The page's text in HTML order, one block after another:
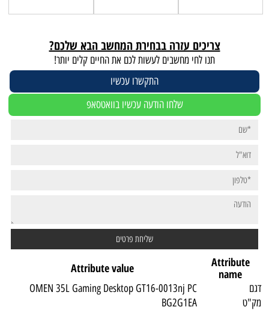
צריכים עזרה בבחירת המחשב הבא שלכם?
תנו לחי מחשבים לעשות לכם את החיים קלים יותר!
התקשרו עכשיו
שלחו הודעה עכשיו בוואטסאפ
Attribute
name
Attribute value
דגם
OMEN 35L Gaming Desktop GT16-0013nj PC
מק"ט
BG2G1EA